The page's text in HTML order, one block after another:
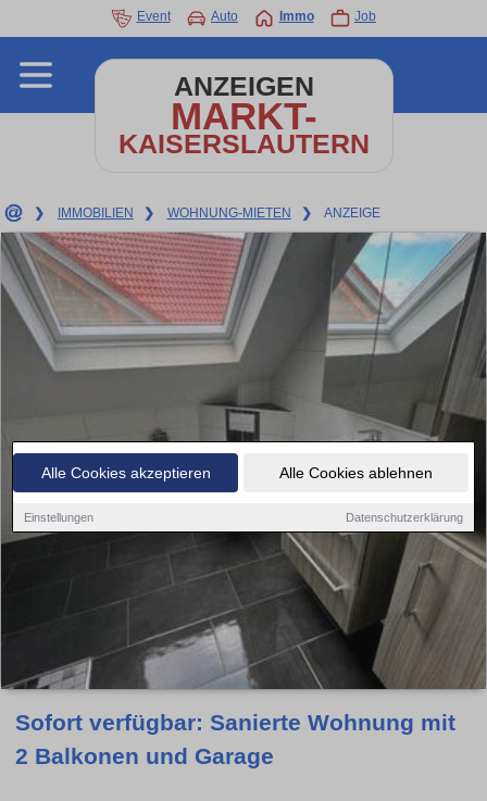
Alle Cookies akzeptieren Alle Cookies ablehnen
Einstellungen Datenschutzerklärung
Event Auto Immo Job
ANZEIGEN
MARKT-
KAISERSLAUTERN
❯ IMMOBILIEN ❯ WOHNUNG-MIETEN ❯ ANZEIGE
Sofort verfügbar: Sanierte Wohnung mit
2 Balkonen und Garage